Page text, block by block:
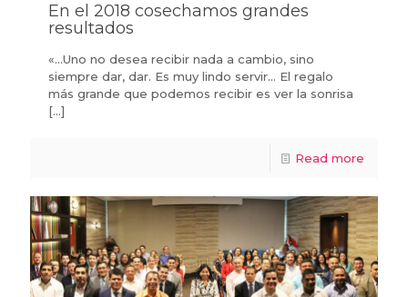
En el 2018 cosechamos grandes
resultados
«…Uno no desea recibir nada a cambio, sino
siempre dar, dar. Es muy lindo servir… El regalo
más grande que podemos recibir es ver la sonrisa
[…]
Read more